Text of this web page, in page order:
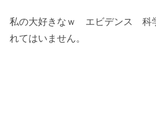
私の大好きなｗ エビデンス 科
れてはいません。